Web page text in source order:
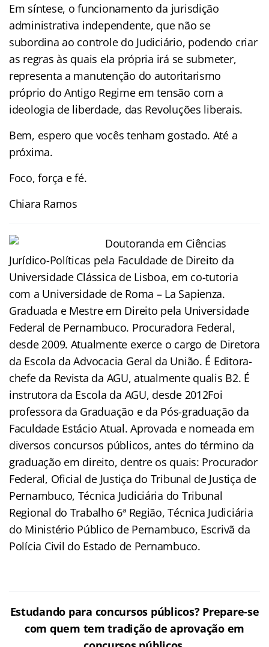
Em síntese, o funcionamento da jurisdição
administrativa independente, que não se
subordina ao controle do Judiciário, podendo criar
as regras às quais ela própria irá se submeter,
representa a manutenção do autoritarismo
próprio do Antigo Regime em tensão com a
ideologia de liberdade, das Revoluções liberais.
Bem, espero que vocês tenham gostado. Até a
próxima.
Foco, força e fé.
Chiara Ramos
Doutoranda em Ciências
Jurídico-Políticas pela Faculdade de Direito da
Universidade Clássica de Lisboa, em co-tutoria
com a Universidade de Roma – La Sapienza.
Graduada e Mestre em Direito pela Universidade
Federal de Pernambuco. Procuradora Federal,
desde 2009. Atualmente exerce o cargo de Diretora
da Escola da Advocacia Geral da União. É Editora-
chefe da Revista da AGU, atualmente qualis B2. É
instrutora da Escola da AGU, desde 2012Foi
professora da Graduação e da Pós-graduação da
Faculdade Estácio Atual. Aprovada e nomeada em
diversos concursos públicos, antes do término da
graduação em direito, dentre os quais: Procurador
Federal, Oficial de Justiça do Tribunal de Justiça de
Pernambuco, Técnica Judiciária do Tribunal
Regional do Trabalho 6ª Região, Técnica Judiciária
do Ministério Público de Pernambuco, Escrivã da
Polícia Civil do Estado de Pernambuco.
Estudando para concursos públicos? Prepare-se
com quem tem tradição de aprovação em